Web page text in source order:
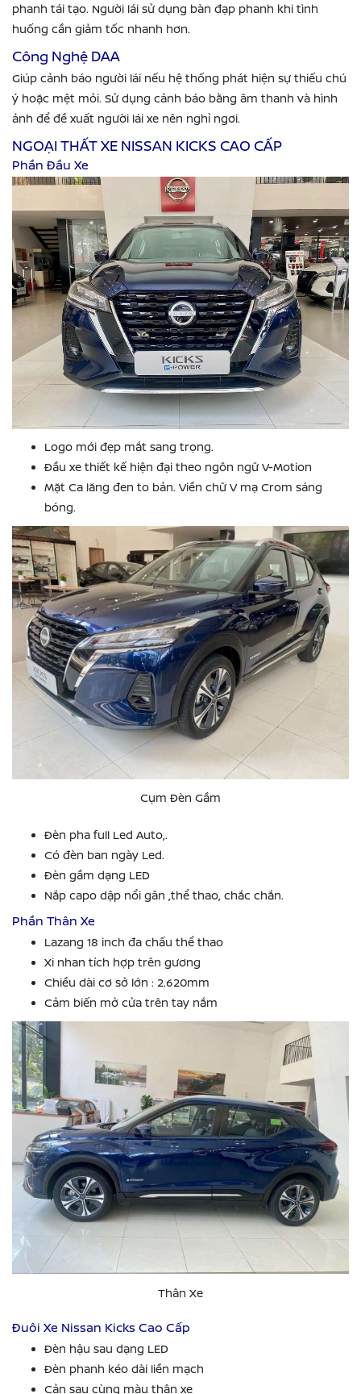
phanh tái tạo. Người lái sử dụng bàn đạp phanh khi tình
huống cần giảm tốc nhanh hơn.
Công Nghệ DAA
Giúp cảnh báo người lái nếu hệ thống phát hiện sự thiếu chú
ý hoặc mệt mỏi. Sử dụng cảnh báo bằng âm thanh và hình
ảnh để đề xuất người lái xe nên nghỉ ngơi.
NGOẠI THẤT XE NISSAN KICKS CAO CẤP
Phần Đầu Xe
Logo mới đẹp mắt sang trọng.
Đầu xe thiết kế hiện đại theo ngôn ngữ V-Motion
Mặt Ca lăng đen to bản. Viền chữ V mạ Crom sáng
bóng.
Cụm Đèn Gầm
Đèn pha full Led Auto,.
Có đèn ban ngày Led.
Đèn gầm dạng LED
Nắp capo dập nổi gân ,thể thao, chắc chắn.
Phần Thân Xe
Lazang 18 inch đa chấu thể thao
Xi nhan tích hợp trên gương
Chiều dài cơ sở lớn : 2.620mm
Cảm biến mở cửa trên tay nắm
Thân Xe
Đuôi Xe Nissan Kicks Cao Cấp
Đèn hậu sau dạng LED
Đèn phanh kéo dài liền mạch
Cản sau cùng màu thân xe